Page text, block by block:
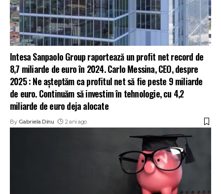
Intesa Sanpaolo Group raportează un profit net record de
8,7 miliarde de euro în 2024. Carlo Messina, CEO, despre
2025 : Ne așteptăm ca profitul net să fie peste 9 miliarde
de euro. Continuăm să investim în tehnologie, cu 4,2
miliarde de euro deja alocate
By Gabriela Dinu 2 ani ago